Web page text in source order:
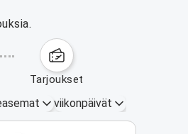
tarjoukset
viikonpäivät